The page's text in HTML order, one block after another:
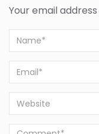
Your email